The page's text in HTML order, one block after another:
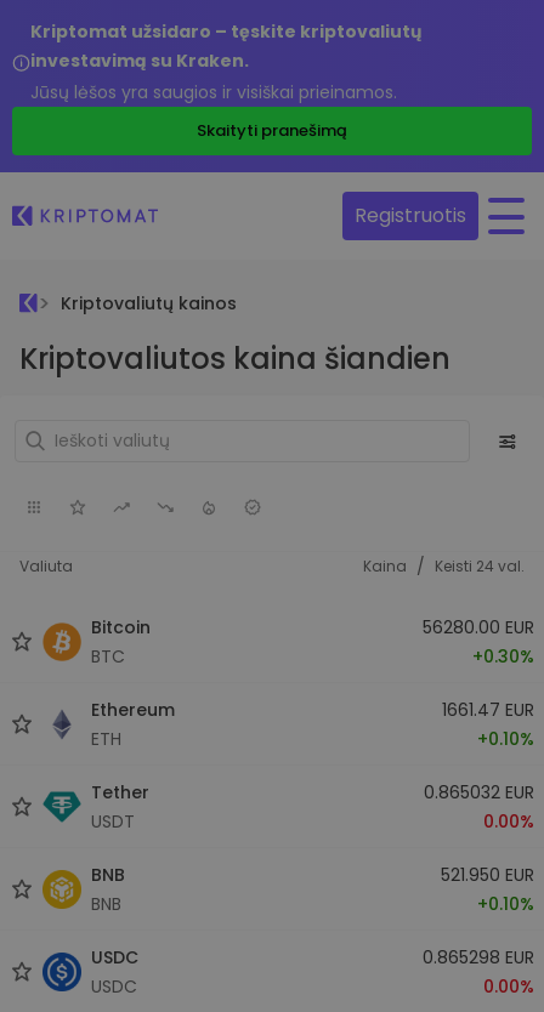
Kriptomat užsidaro – tęskite kriptovaliutų
investavimą su Kraken.
Jūsų lėšos yra saugios ir visiškai prieinamos.
Skaityti pranešimą
Registruotis
Kriptovaliutų kainos
Kriptovaliutos kaina šiandien
Valiuta Kaina / Keisti 24 val.
Bitcoin
BTC
56280.00 EUR
+0.30%
Ethereum
ETH
1661.47 EUR
+0.10%
Tether
USDT
0.865032 EUR
0.00%
BNB
BNB
521.950 EUR
+0.10%
USDC
USDC
0.865298 EUR
0.00%